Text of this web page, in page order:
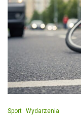
Sport Wydarzenia